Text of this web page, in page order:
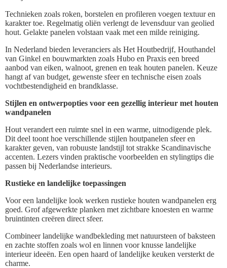
Technieken zoals roken, borstelen en profileren voegen textuur en
karakter toe. Regelmatig oliën verlengt de levensduur van geolied
hout. Gelakte panelen volstaan vaak met een milde reiniging.
In Nederland bieden leveranciers als Het Houtbedrijf, Houthandel
van Ginkel en bouwmarkten zoals Hubo en Praxis een breed
aanbod van eiken, walnoot, grenen en teak houten panelen. Keuze
hangt af van budget, gewenste sfeer en technische eisen zoals
vochtbestendigheid en brandklasse.
Stijlen en ontwerpopties voor een gezellig interieur met houten
wandpanelen
Hout verandert een ruimte snel in een warme, uitnodigende plek.
Dit deel toont hoe verschillende stijlen houtpanelen sfeer en
karakter geven, van robuuste landstijl tot strakke Scandinavische
accenten. Lezers vinden praktische voorbeelden en stylingtips die
passen bij Nederlandse interieurs.
Rustieke en landelijke toepassingen
Voor een landelijke look werken rustieke houten wandpanelen erg
goed. Grof afgewerkte planken met zichtbare knoesten en warme
bruintinten creëren direct sfeer.
Combineer landelijke wandbekleding met natuursteen of baksteen
en zachte stoffen zoals wol en linnen voor knusse landelijke
interieur ideeën. Een open haard of landelijke keuken versterkt de
charme.